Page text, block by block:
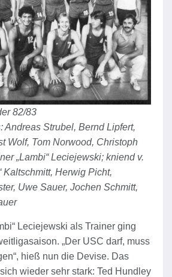
82/83
Andreas Strubel, Bernd Lipfert,
Wolf, Tom Norwood, Christoph
„Lambi“ Leciejewski; kniend v.
Kaltschmitt, Herwig Picht,
Uwe Sauer, Jochen Schmitt,
Leciejewski als Trainer ging
„Der USC darf, muss
hieß nun die Devise. Das
wieder sehr stark: Ted Hundley